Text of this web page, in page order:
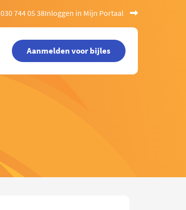
030 744 05 38Inloggen in Mijn Portaal
Aanmelden voor bijles